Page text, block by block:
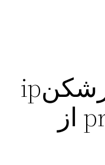
فیلترشکنip
proxy -fast vpn از